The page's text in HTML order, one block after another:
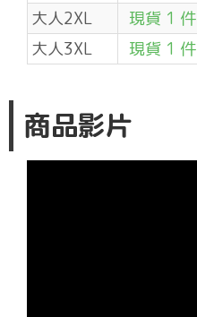
大人2XL
現貨 1 件
大人3XL
現貨 1 件
商品影片